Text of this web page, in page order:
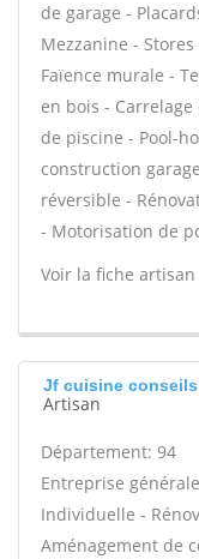
de garage -
Mezzanine -
Faïence murale -
en bois -
de piscine - Pool-
construction
réversible -
- Motorisation de
Voir la fiche artisan
Jf cuisine
Artisan
Département: 94
Entreprise
Individuelle -
Aménagement de